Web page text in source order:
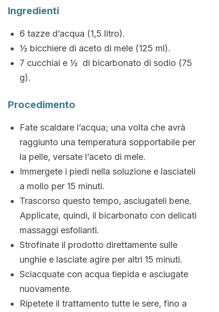
Ingredienti
6 tazze d’acqua (1,5 litro).
½ bicchiere di aceto di mele (125 ml).
7 cucchiai e ½ di bicarbonato di sodio (75
g).
Procedimento
Fate scaldare l’acqua; una volta che avrà
raggiunto una temperatura sopportabile per
la pelle, versate l’aceto di mele.
Immergete i piedi nella soluzione e lasciateli
a mollo per 15 minuti.
Trascorso questo tempo, asciugateli bene.
Applicate, quindi, il bicarbonato con delicati
massaggi esfolianti.
Strofinate il prodotto direttamente sulle
unghie e lasciate agire per altri 15 minuti.
Sciacquate con acqua tiepida e asciugate
nuovamente.
Ripetete il trattamento tutte le sere, fino a